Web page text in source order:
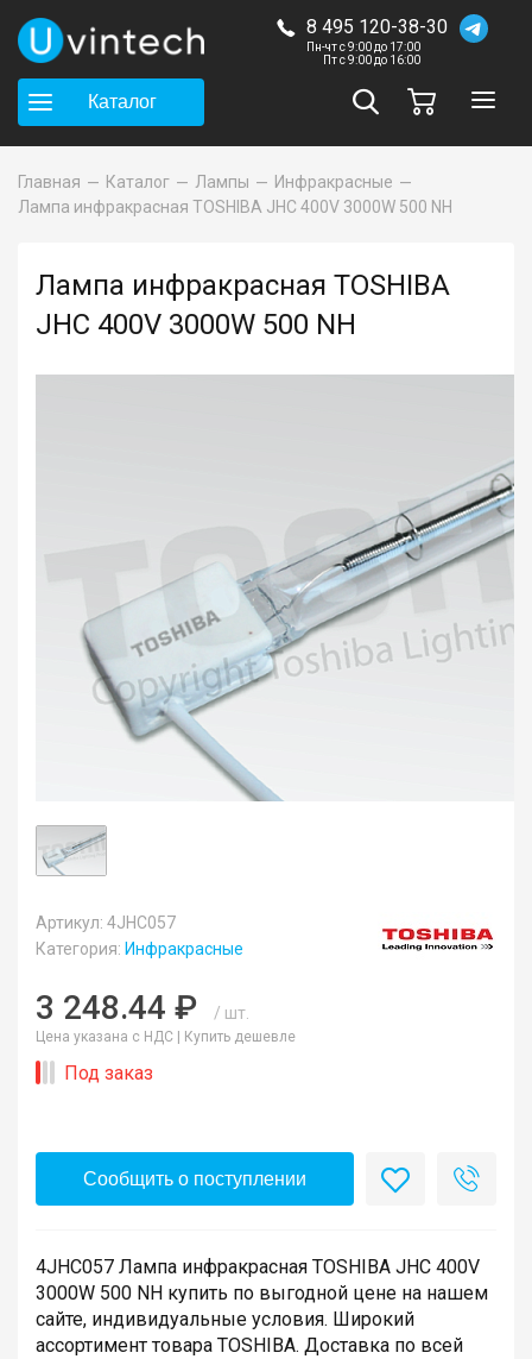
8 495 120-38-30
Пн-чт с 9:00 до 17:00
Пт с 9:00 до 16:00
Каталог
Главная Каталог Лампы
Инфракрасные
Лампа инфракрасная TOSHIBA JHC 400V 3000W 500 NH
Лампа инфракрасная TOSHIBA
JHC 400V 3000W 500 NH
Артикул: 4JHC057
Категория: Инфракрасные
3 248.44 ₽ / шт.
Цена указана с НДС | Купить дешевле
Под заказ
Сообщить о поступлении
4JHC057 Лампа инфракрасная TOSHIBA JHC 400V
3000W 500 NH купить по выгодной цене на нашем
сайте, индивидуальные условия. Широкий
ассортимент товара TOSHIBA. Доставка по всей